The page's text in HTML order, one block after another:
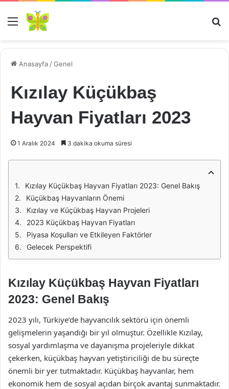
Menü
Anasayfa /Genel
Kızılay Küçükbaş
Hayvan Fiyatları 2023
1 Aralık 2024 3 dakika okuma süresi
Kızılay Küçükbaş Hayvan Fiyatları 2023: Genel Bakış
Küçükbaş Hayvanların Önemi
Kızılay ve Küçükbaş Hayvan Projeleri
2023 Küçükbaş Hayvan Fiyatları
Piyasa Koşulları ve Etkileyen Faktörler
Gelecek Perspektifi
Kızılay Küçükbaş Hayvan Fiyatları
2023: Genel Bakış
2023 yılı, Türkiye’de hayvancılık sektörü için önemli
gelişmelerin yaşandığı bir yıl olmuştur. Özellikle Kızılay,
sosyal yardımlaşma ve dayanışma projeleriyle dikkat
çekerken, küçükbaş hayvan yetiştiriciliği de bu süreçte
önemli bir yer tutmaktadır. Küçükbaş hayvanlar, hem
ekonomik hem de sosyal açıdan birçok avantaj sunmaktadır.